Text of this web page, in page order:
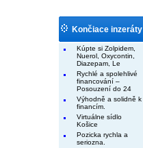
Končiace inzeráty
Kúpte si Zolpidem,
Nuerol, Oxycontin,
Diazepam, Le
Rychlé a spolehlivé
financování –
Posouzení do 24
Výhodně a solidně k
financím.
Virtuálne sídlo
Košice
Pozicka rychla a
seriozna.